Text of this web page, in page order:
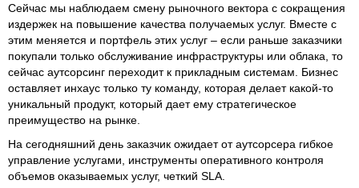
Сейчас мы наблюдаем смену рыночного вектора с сокращения
издержек на повышение качества получаемых услуг. Вместе с
этим меняется и портфель этих услуг – если раньше заказчики
покупали только обслуживание инфраструктуры или облака, то
сейчас аутсорсинг переходит к прикладным системам. Бизнес
оставляет инхаус только ту команду, которая делает какой-то
уникальный продукт, который дает ему стратегическое
преимущество на рынке.
На сегодняшний день заказчик ожидает от аутсорсера гибкое
управление услугами, инструменты оперативного контроля
объемов оказываемых услуг, четкий SLA.